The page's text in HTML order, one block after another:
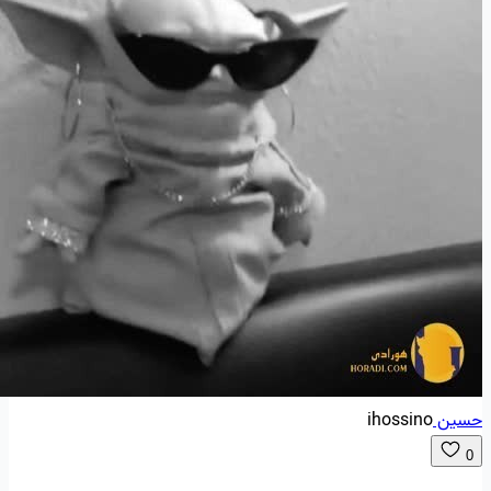
حسینihossino
0